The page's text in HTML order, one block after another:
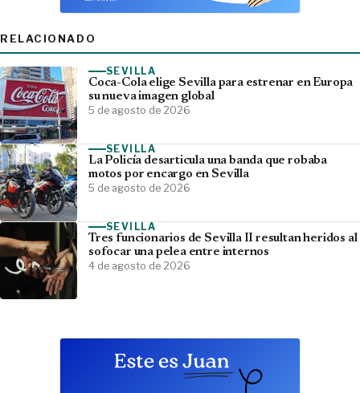
RELACIONADO
SEVILLA
Coca-Cola elige Sevilla para estrenar en Europa
su nueva imagen global
5 de agosto de 2026
SEVILLA
La Policía desarticula una banda que robaba
motos por encargo en Sevilla
5 de agosto de 2026
SEVILLA
Tres funcionarios de Sevilla II resultan heridos al
sofocar una pelea entre internos
4 de agosto de 2026